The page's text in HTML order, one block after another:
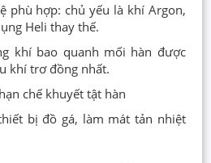
phù hợp: chủ yếu là khí Argon,
Heli thay thế.
khí bao quanh mối hàn được
khí trơ đồng nhất.
chế khuyết tật hàn
bị đồ gá, làm mát tản nhiệt